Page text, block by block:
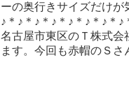
ーの奥行きサイズだけが
♪＊♪＊♪＊♪＊♪＊♪＊♪＊
名古屋市東区のＴ株式会
ます。今回も赤帽のＳ